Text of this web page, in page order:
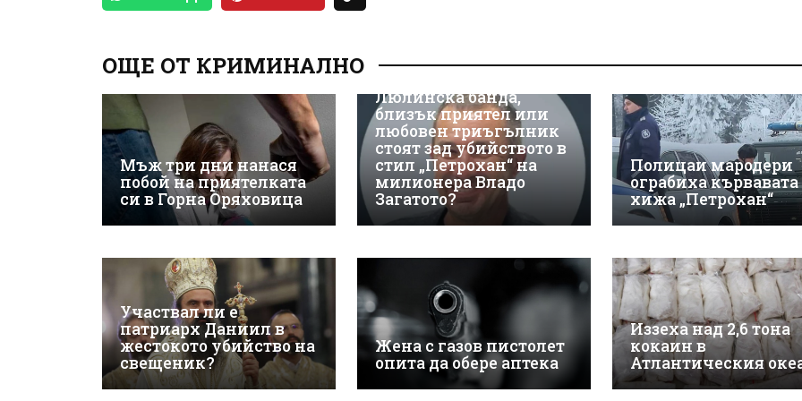
ОЩЕ ОТ КРИМИНАЛНО
Мъж три дни нанася
побой на приятелката
си в Горна Оряховица
Люлинска банда,
близък приятел или
любовен триъгълник
стоят зад убийството в
стил „Петрохан“ на
милионера Владо
Загатото?
Полицаи мародери
ограбиха кървавата
хижа „Петрохан“
Участвал ли е
патриарх Даниил в
жестокото убийство на
свещеник?
Жена с газов пистолет
опита да обере аптека
Иззеха над 2,6 тона
кокаин в
Атлантическия